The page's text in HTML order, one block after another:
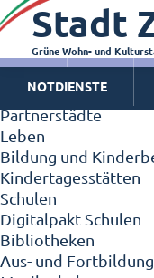
Zeitz - Die Kleinstadt
Willkommen in Zeitz!
Interview mit
Zeitz - Stadt der
Ortschaften
Partnerstädte
Leben
Bildung und
Kindertagesstätten
Schulen
Digitalpakt Schulen
Bibliotheken
Aus- und Fortbildung
Stadt
Grüne Wohn- und
NOTDIENSTE